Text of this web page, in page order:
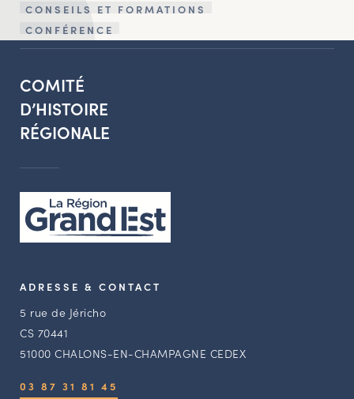
CONSEILS ET FORMATIONS
CONFÉRENCE
COMITÉ
D’HISTOIRE
RÉGIONALE
ADRESSE & CONTACT
5 rue de Jéricho
CS 70441
51000 CHALONS-EN-CHAMPAGNE CEDEX
03 87 31 81 45